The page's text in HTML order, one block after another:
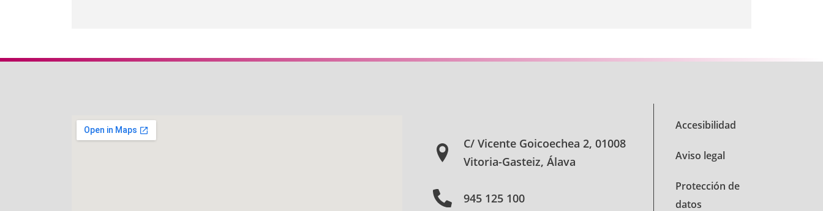
C/ Vicente Goicoechea 2, 01008
Vitoria-Gasteiz, Álava
945 125 100
Accesibilidad
Aviso legal
Protección de
datos